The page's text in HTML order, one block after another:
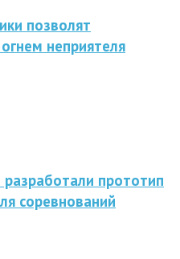
позволят
неприятеля
прототип
соревнований